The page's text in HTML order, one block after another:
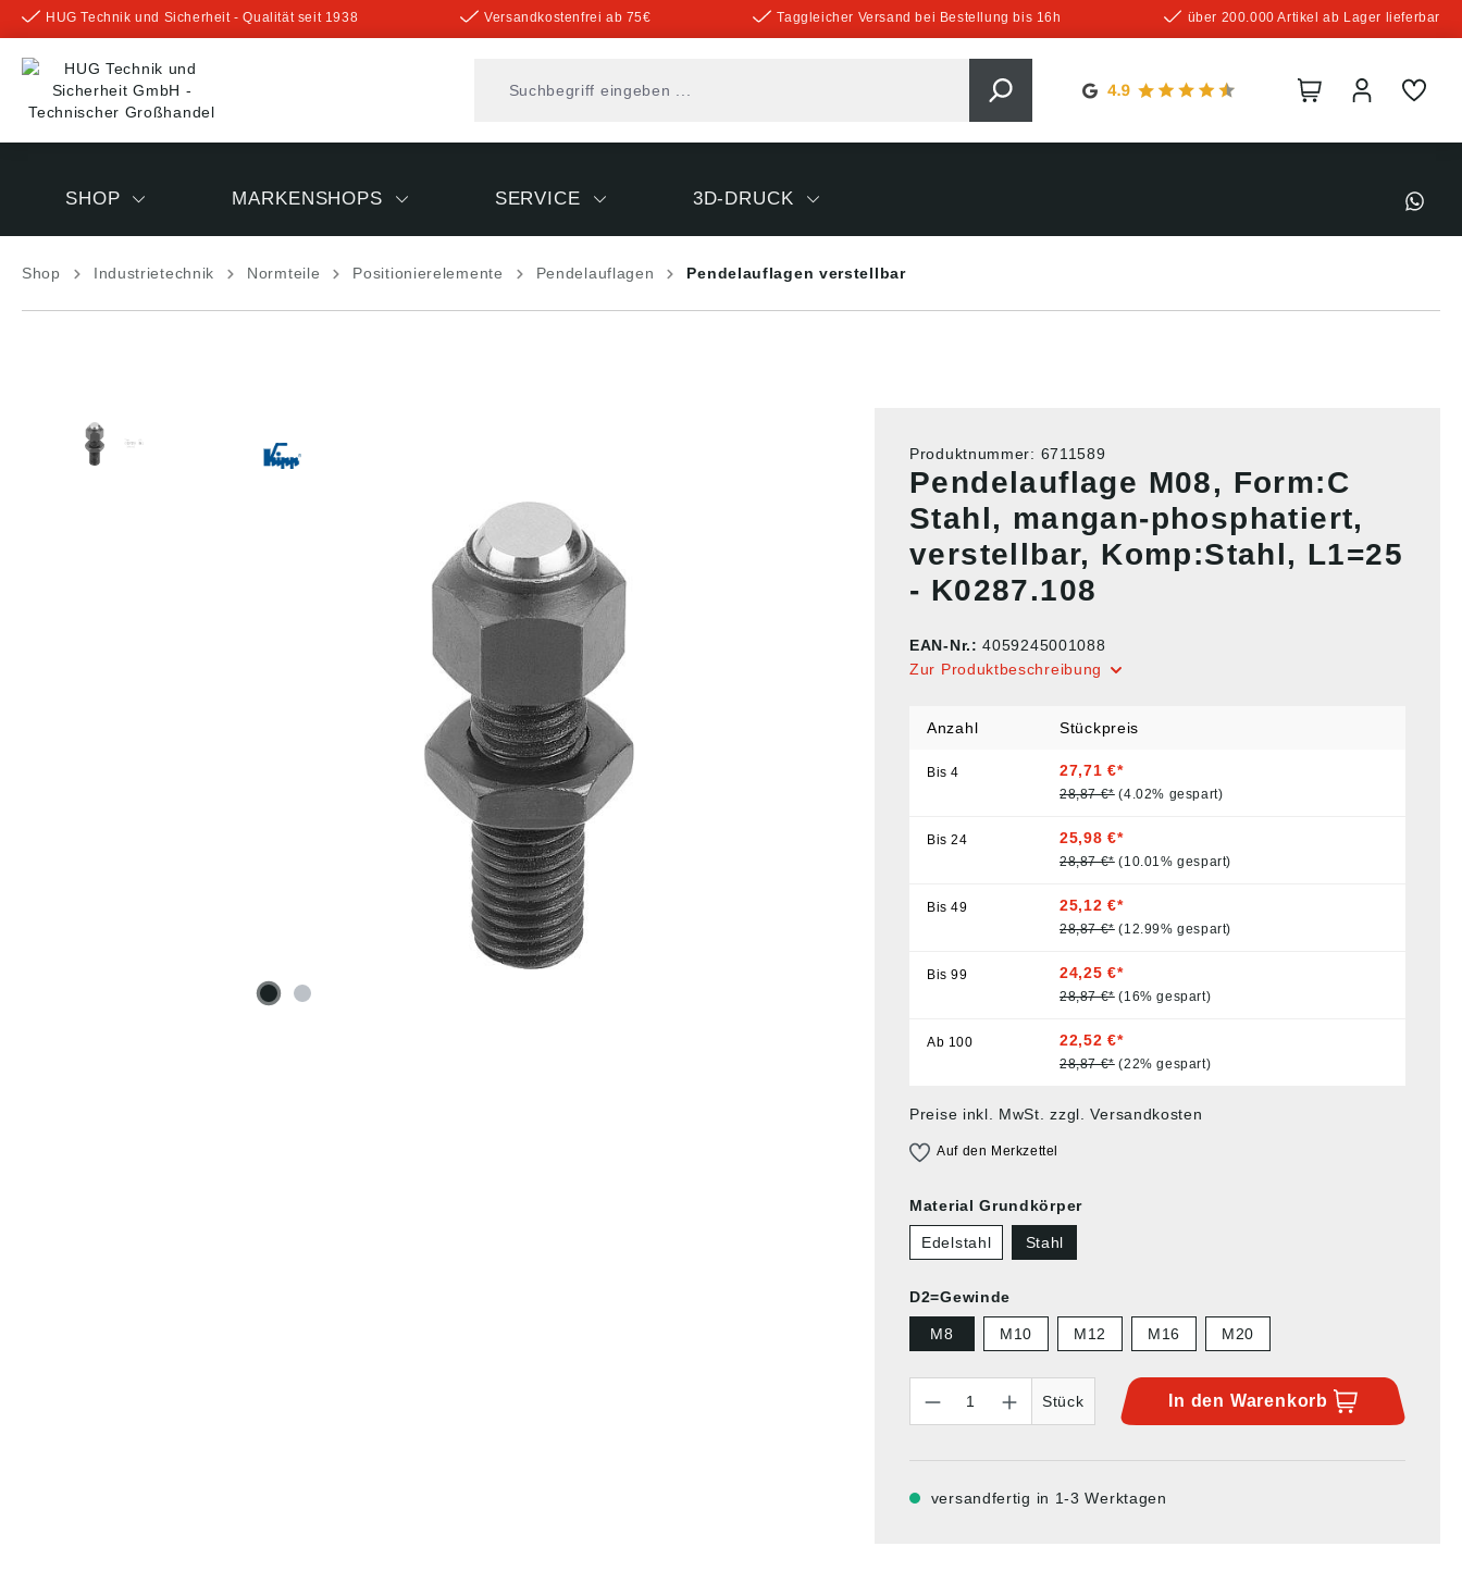
springen
HUG Technik und Sicherheit - Qualität seit 1938 Versandkostenfrei ab 75€ Taggleicher Versand bei Bestellung bis 16h über 200.000 Artikel ab Lager lieferbar
SHOP MARKENSHOPS SERVICE 3D-DRUCK
Shop Industrietechnik Normteile Positionierelemente Pendelauflagen Pendelauflagen verstellbar
Produktnummer: 6711589
Pendelauflage M08, Form:C
Stahl, mangan-phosphatiert,
verstellbar, Komp:Stahl, L1=25
- K0287.108
EAN-Nr.:4059245001088
Zur Produktbeschreibung
Anzahl Stückpreis
Bis4 27,71 €*
28,87 €* (4.02% gespart)
Bis24 25,98 €*
28,87 €* (10.01% gespart)
Bis49 25,12 €*
28,87 €* (12.99% gespart)
Bis99 24,25 €*
28,87 €* (16% gespart)
Ab 100 22,52 €*
28,87 €* (22% gespart)
Preise inkl. MwSt. zzgl. Versandkosten
Auf den Merkzettel
Material Grundkörper
Edelstahl Stahl
D2=Gewinde
M8 M10 M12 M16 M20
Stück
In den Warenkorb
versandfertig in 1-3 Werktagen